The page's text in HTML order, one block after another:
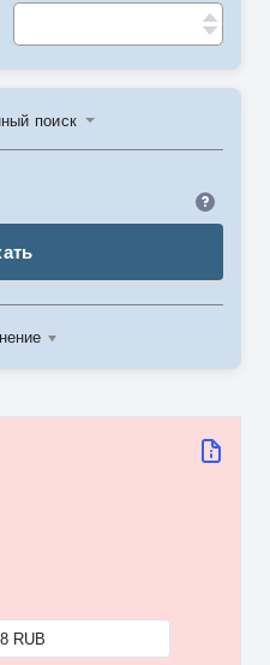
поиск
RUB